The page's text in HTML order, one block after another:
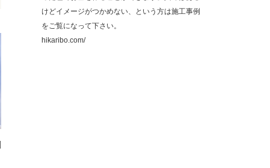
けどイメージがつかめない、という方は施工事例
をご覧になって下さい。
hikaribo.com/